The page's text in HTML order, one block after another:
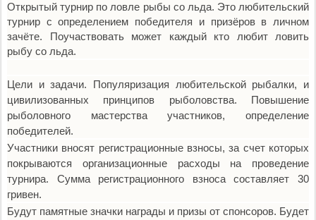
Открытый турнир по ловле рыбы со льда. Это любительский
турнир с определением победителя и призёров в личном
зачёте. Поучаствовать может каждый кто любит ловить
рыбу со льда.
Цели и задачи. Популяризация любительской рыбалки, и
цивилизованных принципов рыболовства. Повышение
рыболовного мастерства участников, определение
победителей.
Участники вносят регистрационные взносы, за счет которых
покрываются организационные расходы на проведение
турнира. Сумма регистрационного взноса составляет 30
гривен.
Будут памятные значки награды и призы от спонсоров. Будет